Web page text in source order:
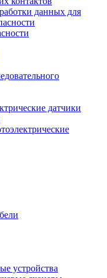
данных для
датчики
устройства